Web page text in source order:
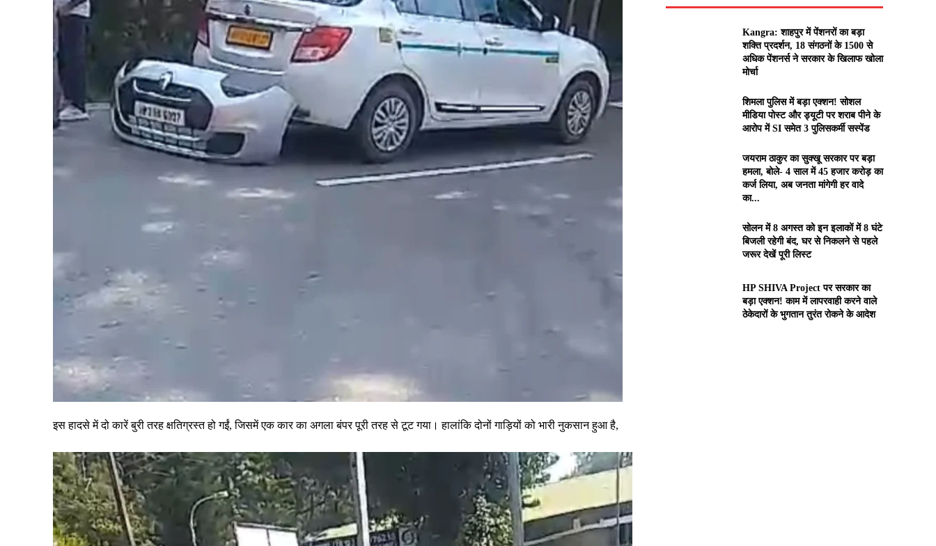
इस हादसे में दो कारें बुरी तरह क्षतिग्रस्त हो गईं, जिसमें एक कार का अगला बंपर पूरी तरह से टूट गया। हालांकि दोनों गाड़ियों को भारी नुकसान हुआ है,
Kangra: शाहपुर में पेंशनरों का बड़ा
शक्ति प्रदर्शन, 18 संगठनों के 1500 से
अधिक पेंशनर्स ने सरकार के खिलाफ खोला
मोर्चा
शिमला पुलिस में बड़ा एक्शन! सोशल
मीडिया पोस्ट और ड्यूटी पर शराब पीने के
आरोप में SI समेत 3 पुलिसकर्मी सस्पेंड
जयराम ठाकुर का सुक्खू सरकार पर बड़ा
हमला, बोले- 4 साल में 45 हजार करोड़ का
कर्ज लिया, अब जनता मांगेगी हर वादे
का...
सोलन में 8 अगस्त को इन इलाकों में 8 घंटे
बिजली रहेगी बंद, घर से निकलने से पहले
जरूर देखें पूरी लिस्ट
HP SHIVA Project पर सरकार का
बड़ा एक्शन! काम में लापरवाही करने वाले
ठेकेदारों के भुगतान तुरंत रोकने के आदेश